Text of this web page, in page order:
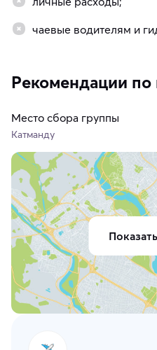
чаевые водителям и
Рекомендации
Место сбора группы
Катманду